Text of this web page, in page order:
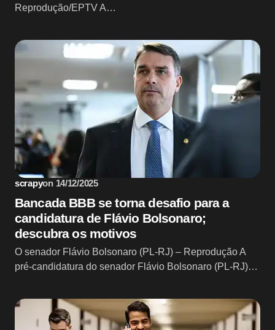
Reprodução/EPTV A…
Sem categoria
scrapyon 14/12/2025
Bancada BBB se torna desafio para a
candidatura de Flávio Bolsonaro;
descubra os motivos
O senador Flávio Bolsonaro (PL-RJ) – Reprodução A
pré-candidatura do senador Flávio Bolsonaro (PL-RJ)…
Sem categoria